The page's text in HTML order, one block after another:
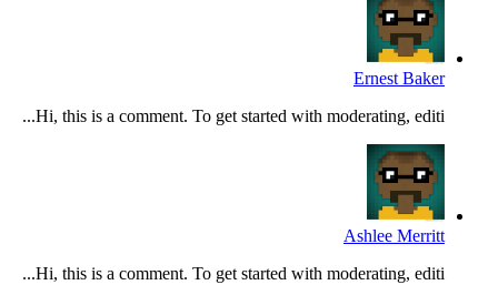
Ernest Baker
Hi, this is a comment. To get started with moderating, editi...
Ashlee Merritt
Hi, this is a comment. To get started with moderating, editi...